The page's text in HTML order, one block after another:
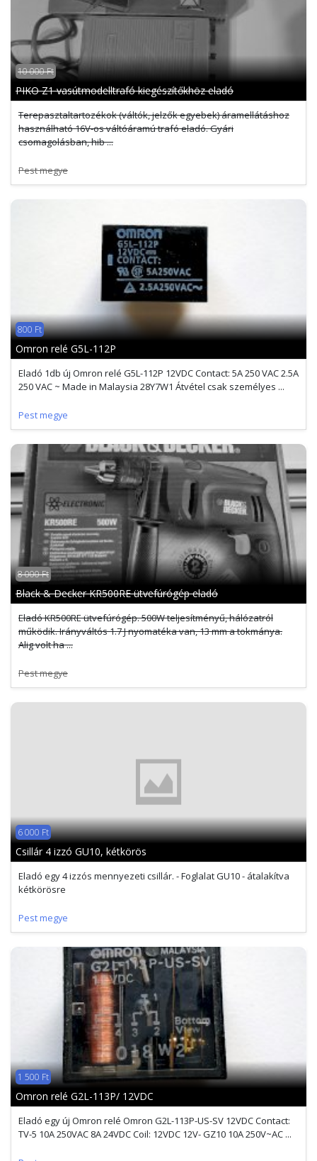
10 000 Ft
PIKO Z1 vasútmodelltrafó kiegészítőkhöz eladó
Terepasztaltartozékok (váltók, jelzők egyebek) áramellátáshoz
használható 16V-os váltóáramú trafó eladó. Gyári
csomagolásban, hib ...
Pest megye
800 Ft
Omron relé G5L-112P
Eladó 1db új Omron relé G5L-112P 12VDC Contact: 5A 250 VAC 2.5A
250 VAC ~ Made in Malaysia 28Y7W1 Átvétel csak személyes ...
Pest megye
8 000 Ft
Black & Decker KR500RE ütvefúrógép eladó
Eladó KR500RE ütvefúrógép. 500W teljesítményű, hálózatról
működik. Irányváltós 1.7 J nyomatéka van, 13 mm a tokmánya.
Alig volt ha ...
Pest megye
6 000 Ft
Csillár 4 izzó GU10, kétkörös
Eladó egy 4 izzós mennyezeti csillár. - Foglalat GU10 - átalakítva
kétkörösre
Pest megye
1 500 Ft
Omron relé G2L-113P/ 12VDC
Eladó egy új Omron relé Omron G2L-113P-US-SV 12VDC Contact:
TV-5 10A 250VAC 8A 24VDC Coil: 12VDC 12V- GZ10 10A 250V~AC ...